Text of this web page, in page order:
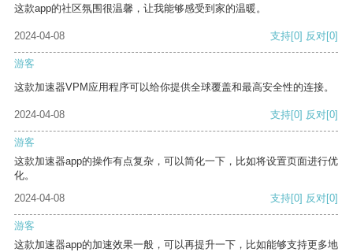
这款app的社区氛围很温馨，让我能够感受到家的温暖。
2024-04-08 支持[0] 反对[0]
游客
这款加速器VPM应用程序可以给你提供全球覆盖和最高安全性的连接。
2024-04-08 支持[0] 反对[0]
游客
这款加速器app的操作有点复杂，可以简化一下，比如将设置页面进行优
化。
2024-04-08
支持[0] 反对[0]
游客
这款加速器app的加速效果一般，可以再提升一下，比如能够支持更多地